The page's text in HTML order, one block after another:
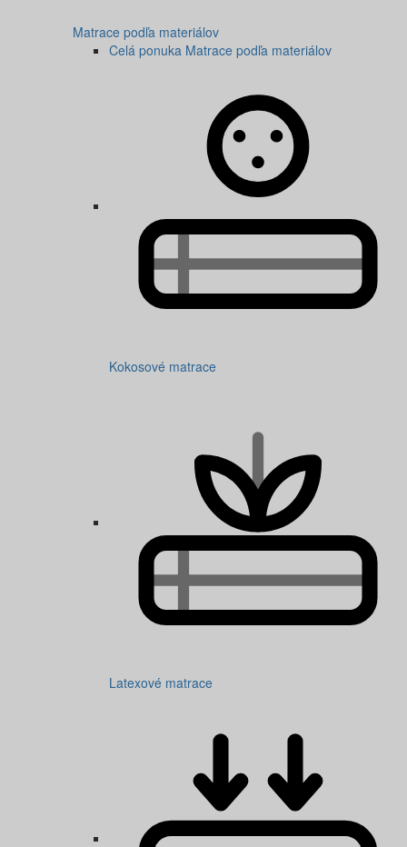
Matrace podľa materiálov
Celá ponuka Matrace podľa materiálov
Kokosové matrace
Latexové matrace